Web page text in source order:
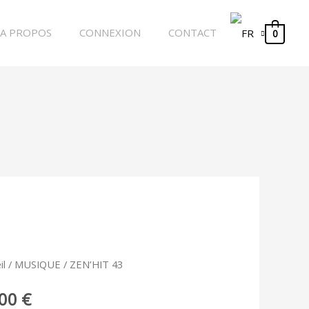
A PROPOS CONNEXION CONTACT 0
/ MUSIQUE / ZEN’HIT 43
€